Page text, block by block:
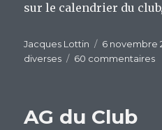
sur le calendrier du
Auteur
Jacques Lottin
Publié
le
6 novembre
diverses
60 commentairessur
AG du Club